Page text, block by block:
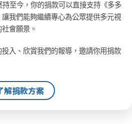
至今，你的捐款可以直接支持《多多
我們能夠繼續專心為公眾提供多元視
會願景。
入、欣賞我們的報導，邀請你用捐款
解捐款方案